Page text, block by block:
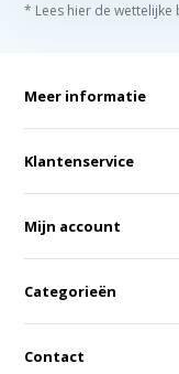
* Lees hier de wettelijke
Meer informatie
Klantenservice
Mijn account
Categorieën
Contact